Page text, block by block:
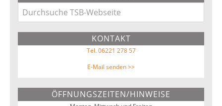
Sidebar
Durchsuche
TSB-
KONTAKT
Tel. 06221 278 57
E-Mail senden >>
ÖFFNUNGSZEITEN/HINWEISE